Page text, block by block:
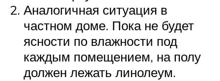
Аналогичная ситуация в
частном доме. Пока не будет
ясности по влажности под
каждым помещением, на полу
должен лежать линолеум.